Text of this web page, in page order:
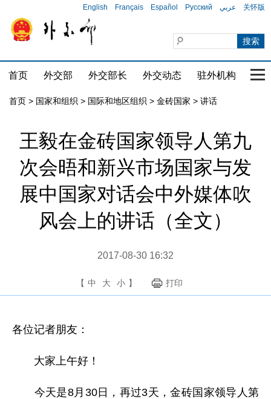
English Français Español Русский عربي 关怀版
首页 外交部 外交部长 外交动态 驻外机构 国
首页 > 国家和组织 > 国际和地区组织 > 金砖国家 > 讲话
王毅在金砖国家领导人第九
次会晤和新兴市场国家与发
展中国家对话会中外媒体吹
风会上的讲话（全文）
2017-08-30 16:32
【 中 大 小 】 打印
各位记者朋友：
大家上午好！
今天是8月30日，再过3天，金砖国家领导人第